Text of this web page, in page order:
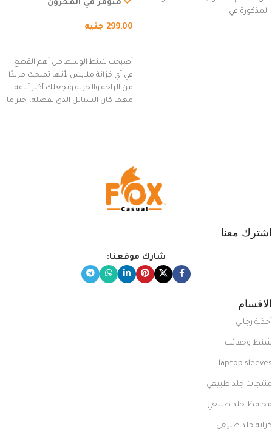
المذكورة في
السفر، الجري العادي، المشي
(رمادي)
متوفر في المخزون
299,00 جنيه
أصبحت شنط الوسط من أهم القطع
في أي خزانة ملابس لأنها تمنحك مزيدًا
من الراحة والحرية وتجعلك أكثر أناقة
مهما كان الستايل الذي تفضله. اختر ما
اشترك معنا
شارك موقعنا:
الاقسام
أحذية رجالي
شنط وحقائب
laptop sleeves
منتجات جلد طبيعي
محافظ جلد طبيعي
كراتة جلد طبيعي